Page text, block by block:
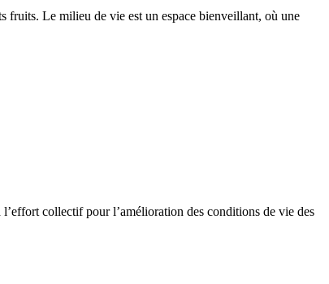
fruits. Le milieu de vie est un espace bienveillant, où une
collectif pour l’amélioration des conditions de vie des